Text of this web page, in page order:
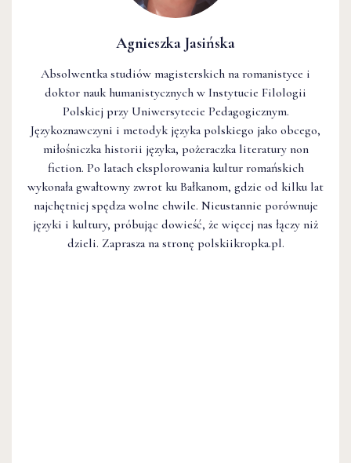
Agnieszka Jasińska
Absolwentka studiów magisterskich na romanistyce i
doktor nauk humanistycznych w Instytucie Filologii
Polskiej przy Uniwersytecie Pedagogicznym.
Językoznawczyni i metodyk języka polskiego jako obcego,
miłośniczka historii języka, pożeraczka literatury non
fiction. Po latach eksplorowania kultur romańskich
wykonała gwałtowny zwrot ku Bałkanom, gdzie od kilku lat
najchętniej spędza wolne chwile. Nieustannie porównuje
języki i kultury, próbując dowieść, że więcej nas łączy niż
dzieli. Zaprasza na stronę polskiikropka.pl.